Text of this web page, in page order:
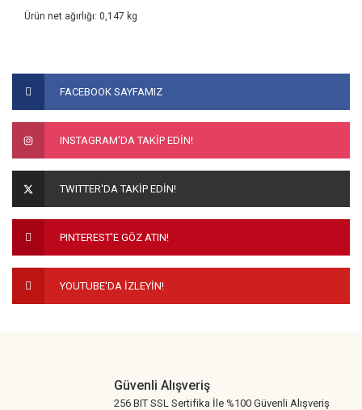
Ürün net ağırlığı: 0,147 kg
Bu ürüne ilk yorumu siz yapın!
Yorum Yaz
kullanarak tarafımıza iletebilirsiniz.
Görüş ve önerileriniz için teşekkür ederiz.
Ürün açıklamasında eksik bilgiler bulunuyor.
Ürün fiyatı diğer sitelerden daha pahalı.
Bu ürüne benzer farklı alternatifler olmalı.
FACEBOOK SAYFAMIZ
INSTAGRAM'DA TAKİP EDİN!
TWITTER'DA TAKİP EDİN!
PINTEREST'E GÖZ ATIN!
YOUTUBE'DA İZLEYİN!
Güvenli Alışveriş
256 BIT SSL Sertifika İle %100 Güvenli Alışveriş